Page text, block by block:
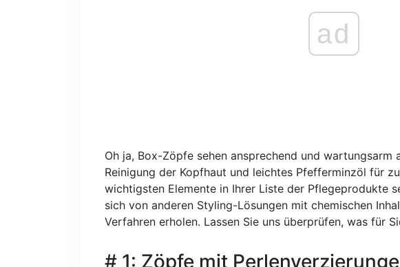
ad
Oh ja, Box-Zöpfe sehen ansprechend und wartungsarm
Reinigung der Kopfhaut und leichtes Pfefferminzöl für
wichtigsten Elemente in Ihrer Liste der Pflegeprodukte
sich von anderen Styling-Lösungen mit chemischen
Verfahren erholen. Lassen Sie uns überprüfen, was für
# 1: Zöpfe mit